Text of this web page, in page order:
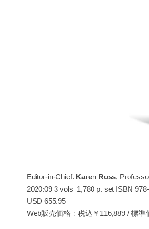
Editor-in-Chief: Karen Ross,
2020:09 3 vols. 1,780 p. set ISBN
USD 655.95
Web販売価格：税込￥116,889 / 標準